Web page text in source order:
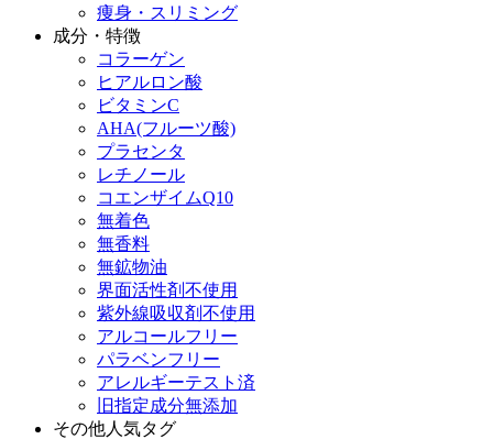
痩身・スリミング
成分・特徴
コラーゲン
ヒアルロン酸
ビタミンC
AHA(フルーツ酸)
プラセンタ
レチノール
コエンザイムQ10
無着色
無香料
無鉱物油
界面活性剤不使用
紫外線吸収剤不使用
アルコールフリー
パラベンフリー
アレルギーテスト済
旧指定成分無添加
その他人気タグ